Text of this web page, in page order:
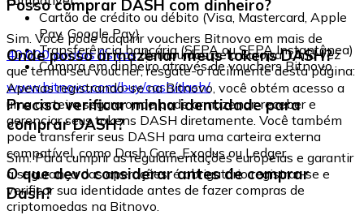
Cartão de crédito ou débito (Visa, Mastercard, Apple
Pay, Google Pay)
Transferência bancária (SEPA ou SEPA Instantânea)
Compra em dinheiro através de vouchers Bitnovo
Posso comprar DASH com dinheiro?
Sim. Você pode adquirir vouchers Bitnovo em mais de
40.000 pontos físicosdistribuídos pela Europa. Uma vez
que tenha seu voucher, resgate-o facilmente desta página:
www.bitnovo.com/buy/cash/dash/
Onde posso armazenar meus tokens DASH?
Apenas registrando-se na Bitnovo, você obtém acesso a
uma carteira segura onde pode armazenar, receber e
gerenciar seus tokens DASH diretamente. Você também
pode transferir seus DASH para uma carteira externa
compatível, como Dash Core, Exodus ou Ledger.
Preciso verificar minha identidade para
comprar DASH?
Sim. Para cumprir as regulamentações europeias e garantir
a segurança das operações, é obrigatório registrar-se e
verificar sua identidade antes de fazer compras de
criptomoedas na Bitnovo.
O que devo considerar antes de comprar
Dash?